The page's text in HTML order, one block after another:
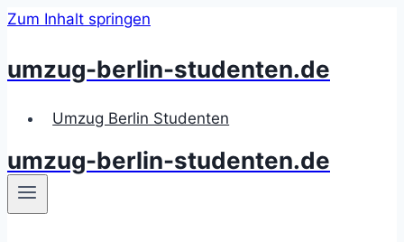
Zum Inhalt springen
umzug-berlin-studenten.de
Umzug Berlin Studenten
umzug-berlin-studenten.de